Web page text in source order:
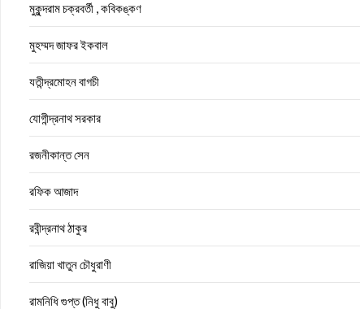
মুকুন্দরাম চক্রবর্তী , কবিকঙ্কণ
মুহম্মদ জাফর ইকবাল
যতীন্দ্রমোহন বাগচী
যোগীন্দ্রনাথ সরকার
রজনীকান্ত সেন
রফিক আজাদ
রবীন্দ্রনাথ ঠাকুর
রাজিয়া খাতুন চৌধুরাণী
রামনিধি গুপ্ত (নিধু বাবু)